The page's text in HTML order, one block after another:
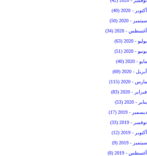
أكتوبر - 2020 (40)
سبتمبر - 2020 (50)
أغسطس - 2020 (34)
يوليو - 2020 (63)
يونيو - 2020 (51)
مايو - 2020 (40)
أبريل - 2020 (69)
مارس - 2020 (115)
فبراير - 2020 (83)
يناير - 2020 (53)
ديسمبر - 2019 (17)
نوفمبر - 2019 (33)
أكتوبر - 2019 (12)
سبتمبر - 2019 (9)
أغسطس - 2019 (8)